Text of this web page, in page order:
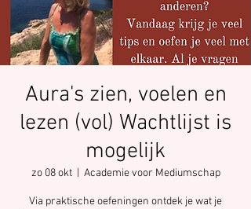
Aura's zien, voelen en
lezen (vol) Wachtlijst is
mogelijk
zo 08 okt
  |
Academie voor Mediumschap
Via praktische oefeningen ontdek je wat je